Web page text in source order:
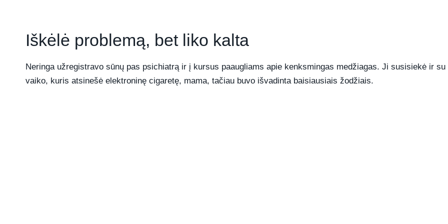
Iškėlė problemą, bet liko kalta
Neringa užregistravo sūnų pas psichiatrą ir į kursus paaugliams apie kenksmingas medžiagas. Ji susisiekė ir su
vaiko, kuris atsinešė elektroninę cigaretę, mama, tačiau buvo išvadinta baisiausiais žodžiais.